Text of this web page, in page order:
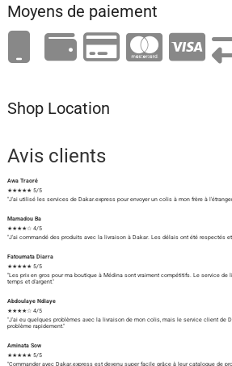
Moyens de paiement
Shop Location
Avis clients
Awa Traoré
★★★★★ 5/5
"J'ai utilisé les services de Dakar.express pour envoyer un colis à mon frère à
Mamadou Ba
★★★★☆ 4/5
"J'ai commandé des produits avec la livraison à Dakar. Les délais ont été respectés
Fatoumata Diarra
★★★★★ 5/5
"Les prix en gros pour ma boutique à Médina sont vraiment compétitifs. Le service de
temps et d'argent."
Abdoulaye Ndiaye
★★★★☆ 4/5
"J'ai eu quelques problèmes avec la livraison de mon colis, mais le service client de
problème rapidement."
Aminata Sow
★★★★★ 5/5
"Commander avec Dakar.express est devenu super facile grâce à leur catalogue de